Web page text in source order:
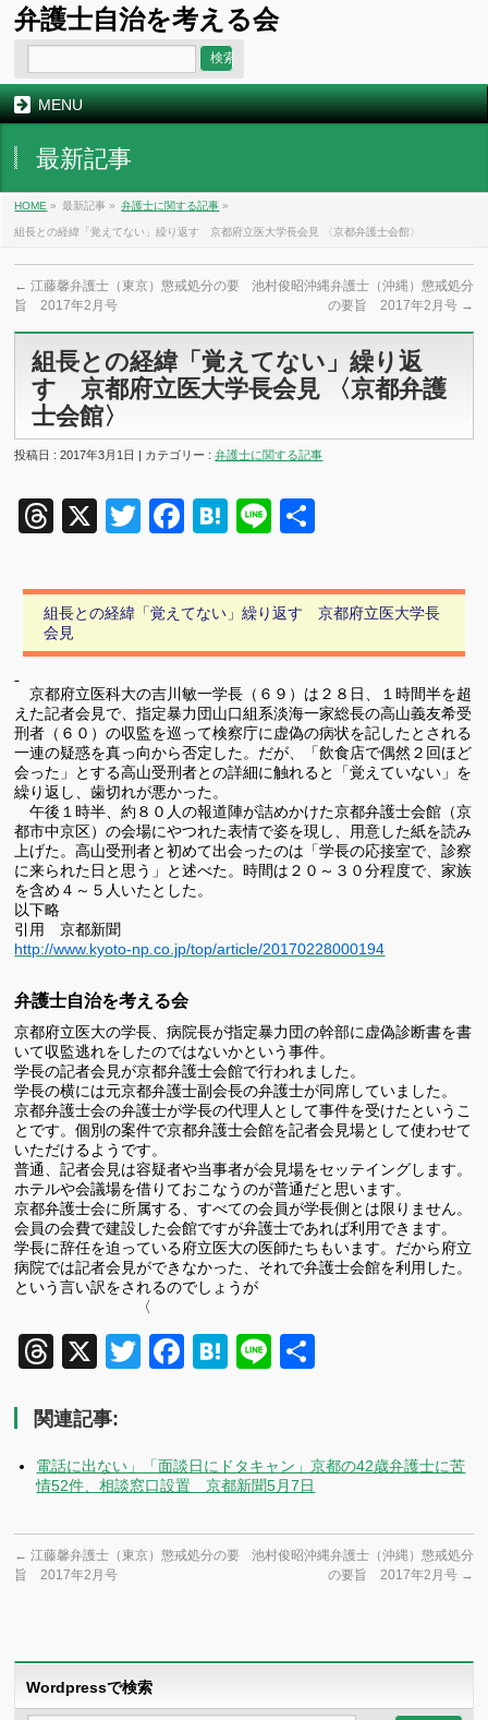
弁護士自治を考える会
MENU
最新記事
HOME » 最新記事 » 弁護士に関する記事 »
組長との経緯「覚えてない」繰り返す 京都府立医大学長会見 〈京都弁護士会館〉
← 江藤馨弁護士（東京）懲戒処分の要
旨 2017年2月号
池村俊昭沖縄弁護士（沖縄）懲戒処分
の要旨 2017年2月号 →
組長との経緯「覚えてない」繰り返
す 京都府立医大学長会見 〈京都弁護
士会館〉
投稿日 : 2017年3月1日 | カテゴリー :弁護士に関する記事
Threads
X TwitterFacebook
Hatena
Line
組長との経緯「覚えてない」繰り返す 京都府立医大学長
会見
京都府立医科大の吉川敏一学長（６９）は２８日、１時間半を超
えた記者会見で、指定暴力団山口組系淡海一家総長の高山義友希受
刑者（６０）の収監を巡って検察庁に虚偽の病状を記したとされる
一連の疑惑を真っ向から否定した。だが、「飲食店で偶然２回ほど
会った」とする高山受刑者との詳細に触れると「覚えていない」を
繰り返し、歯切れが悪かった。
午後１時半、約８０人の報道陣が詰めかけた京都弁護士会館（京
都市中京区）の会場にやつれた表情で姿を現し、用意した紙を読み
上げた。高山受刑者と初めて出会ったのは「学長の応接室で、診察
に来られた日と思う」と述べた。時間は２０～３０分程度で、家族
を含め４～５人いたとした。
以下略
引用 京都新聞
http://www.kyoto-np.co.jp/top/article/20170228000194
弁護士自治を考える会
京都府立医大の学長、病院長が指定暴力団の幹部に虚偽診断書を書
いて収監逃れをしたのではないかという事件。
学長の記者会見が京都弁護士会館で行われました。
学長の横には元京都弁護士副会長の弁護士が同席していました。
京都弁護士会の弁護士が学長の代理人として事件を受けたというこ
とです。個別の案件で京都弁護士会館を記者会見場として使わせて
いただけるようです。
普通、記者会見は容疑者や当事者が会見場をセッテイングします。
ホテルや会議場を借りておこなうのが普通だと思います。
京都弁護士会に所属する、すべての会員が学長側とは限りません。
会員の会費で建設した会館ですが弁護士であれば利用できます。
学長に辞任を迫っている府立医大の医師たちもいます。だから府立
病院では記者会見ができなかった、それで弁護士会館を利用した。
という言い訳をされるのでしょうが
〈
Threads
X TwitterFacebook
Hatena
Line
関連記事:
電話に出ない」「面談日にドタキャン」京都の42歳弁護士に苦
情52件、相談窓口設置 京都新聞5月7日
← 江藤馨弁護士（東京）懲戒処分の要
旨 2017年2月号
池村俊昭沖縄弁護士（沖縄）懲戒処分
の要旨 2017年2月号 →
Wordpressで検索